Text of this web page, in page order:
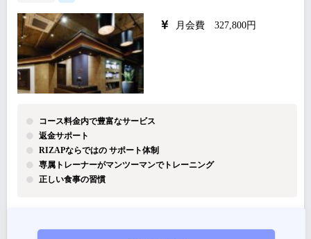
月会費 327,800円
コース料金内で豊富なサービス
返金サポート
RIZAPならではの サポート体制
専属トレーナーがマンツーマンでトレーニング
正しい食事の習慣